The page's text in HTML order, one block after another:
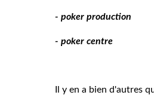
- poker production
- poker centre
Il y en a bien d'autres